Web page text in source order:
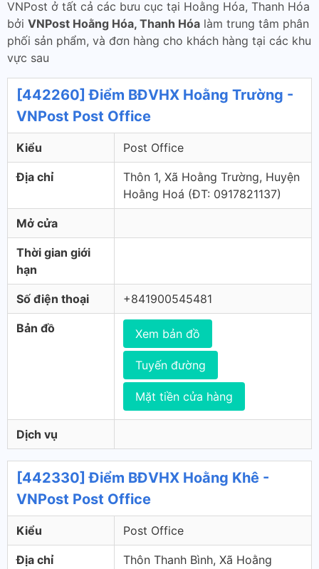
VNPost ở tất cả các bưu cục tại Hoằng Hóa, Thanh Hóa
bởi VNPost Hoằng Hóa, Thanh Hóa làm trung tâm phân
phối sản phẩm, và đơn hàng cho khách hàng tại các khu
vực sau
[442260] Điểm BĐVHX Hoằng Trường -
VNPost Post Office
Kiểu Post Office
Địa chỉ
Thôn 1, Xã Hoằng Trường, Huyện
Hoằng Hoá (ÐT: 0917821137)
Mở cửa
Thời gian giới
hạn
Số điện thoại +841900545481
Bản đồ Xem bản đồ
Tuyến đường
Mặt tiền cửa hàng
Dịch vụ
[442330] Điểm BĐVHX Hoằng Khê -
VNPost Post Office
Kiểu Post Office
Địa chỉ
Thôn Thanh Bình, Xã Hoằng